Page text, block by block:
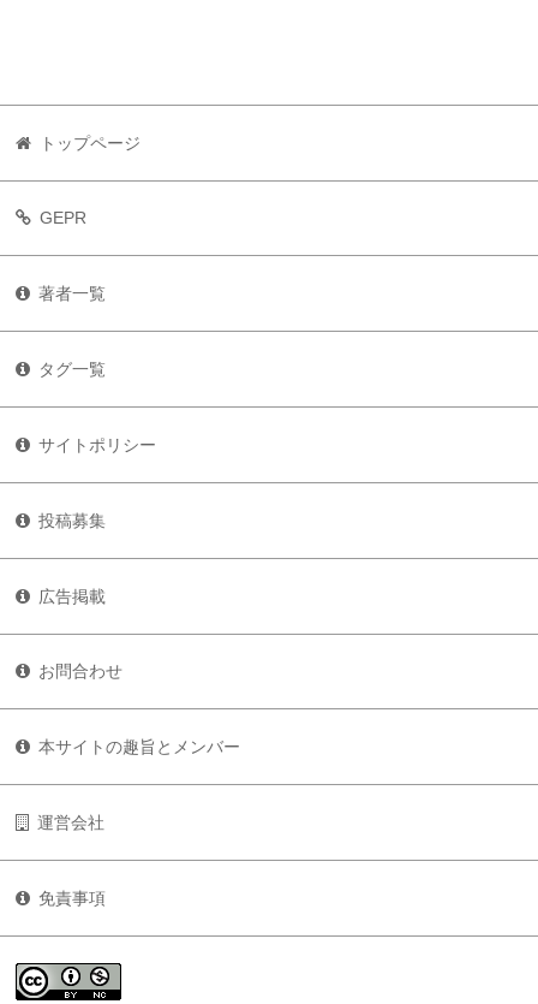
トップページ
GEPR
著者一覧
タグ一覧
サイトポリシー
投稿募集
広告掲載
お問合わせ
本サイトの趣旨とメンバー
運営会社
免責事項